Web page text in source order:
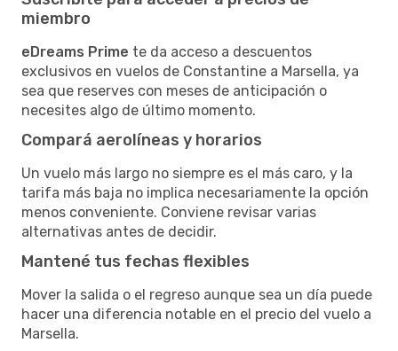
miembro
eDreams Prime te da acceso a descuentos
exclusivos en vuelos de Constantine a Marsella, ya
sea que reserves con meses de anticipación o
necesites algo de último momento.
Compará aerolíneas y horarios
Un vuelo más largo no siempre es el más caro, y la
tarifa más baja no implica necesariamente la opción
menos conveniente. Conviene revisar varias
alternativas antes de decidir.
Mantené tus fechas flexibles
Mover la salida o el regreso aunque sea un día puede
hacer una diferencia notable en el precio del vuelo a
Marsella.